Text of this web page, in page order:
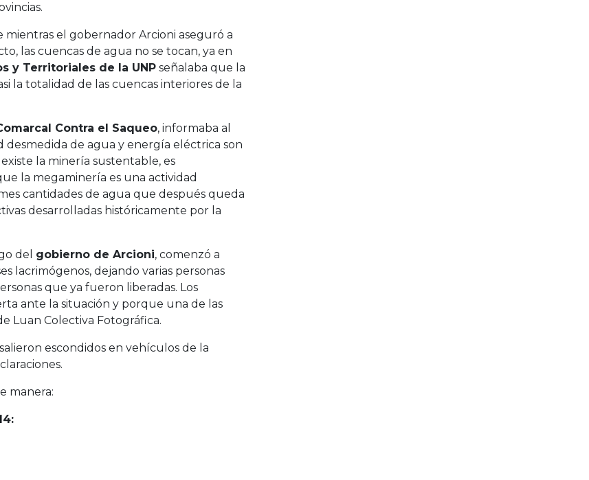
mientras el gobernador Arcioni aseguró a
las cuencas de agua no se tocan, ya en
y Territoriales de la UNP señalaba que la
la totalidad de las cuencas interiores de la
Contra el Saqueo, informaba al
desmedida de agua y energía eléctrica son
la minería sustentable, es
la megaminería es una actividad
cantidades de agua que después queda
desarrolladas históricamente por la
del gobierno de Arcioni, comenzó a
lacrimógenos, dejando varias personas
que ya fueron liberadas. Los
ante la situación y porque una de las
Luan Colectiva Fotográfica.
escondidos en vehículos de la
manera: